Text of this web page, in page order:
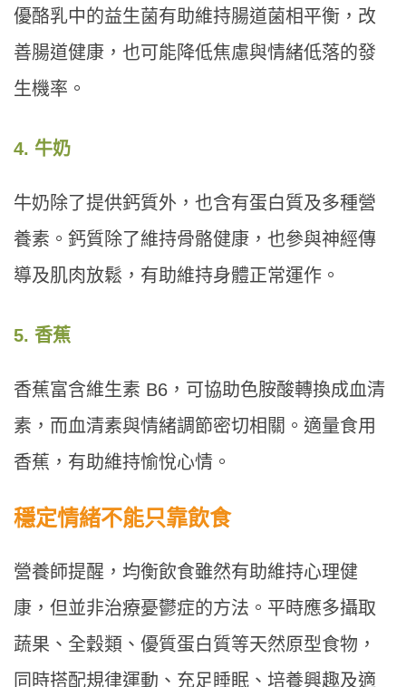
優酪乳中的益生菌有助維持腸道菌相平衡，改
善腸道健康，也可能降低焦慮與情緒低落的發
生機率。
4. 牛奶
牛奶除了提供鈣質外，也含有蛋白質及多種營
養素。鈣質除了維持骨骼健康，也參與神經傳
導及肌肉放鬆，有助維持身體正常運作。
5. 香蕉
香蕉富含維生素 B6，可協助色胺酸轉換成血清
素，而血清素與情緒調節密切相關。適量食用
香蕉，有助維持愉悅心情。
穩定情緒不能只靠飲食
營養師提醒，均衡飲食雖然有助維持心理健
康，但並非治療憂鬱症的方法。平時應多攝取
蔬果、全穀類、優質蛋白質等天然原型食物，
同時搭配規律運動、充足睡眠、培養興趣及適